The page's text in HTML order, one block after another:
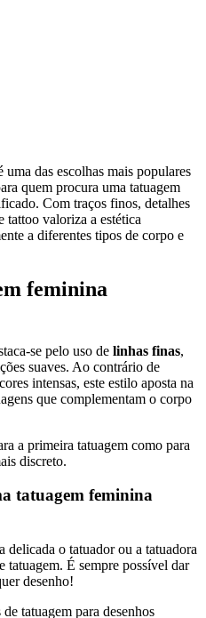
uma das escolhas mais populares
quem procura uma tatuagem
Com traços finos, detalhes
tattoo valoriza a estética
a diferentes tipos de corpo e
feminina
se pelo uso de linhas finas,
suaves. Ao contrário de
intensas, este estilo aposta na
que complementam o corpo
a primeira tatuagem como para
discreto.
tatuagem feminina
delicada o tatuador ou a tatuadora
tatuagem. É sempre possível dar
desenho!
tatuagem para desenhos